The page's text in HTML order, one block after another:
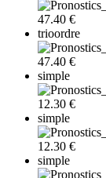
47.40 €
trioordre
47.40 €
simple
12.30 €
simple
12.30 €
simple